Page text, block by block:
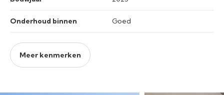
Onderhoud binnen Goed
Meer kenmerken